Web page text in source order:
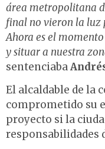
área metropolitana
final no vieron la luz
Ahora es el
y situar a nuestra
sentenciaba
El alcaldable de la
comprometido su
proyecto si la
responsabilidades